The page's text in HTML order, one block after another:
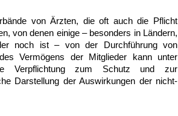
von Ärzten, die oft auch die Pflicht
von denen einige – besonders in Ländern,
noch ist – von der Durchführung von
Vermögens der Mitglieder kann unter
Verpflichtung zum Schutz und zur
Darstellung der Auswirkungen der nicht-